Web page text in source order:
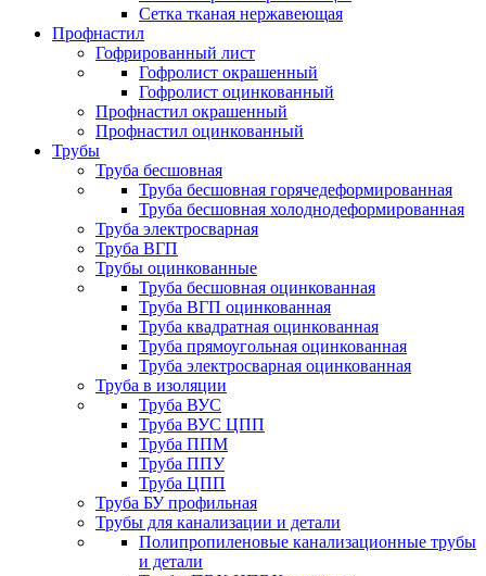
Сетка тканая нержавеющая
Профнастил
Гофрированный лист
Гофролист окрашенный
Гофролист оцинкованный
Профнастил окрашенный
Профнастил оцинкованный
Трубы
Труба бесшовная
Труба бесшовная горячедеформированная
Труба бесшовная холоднодеформированная
Труба электросварная
Труба ВГП
Трубы оцинкованные
Труба бесшовная оцинкованная
Труба ВГП оцинкованная
Труба квадратная оцинкованная
Труба прямоугольная оцинкованная
Труба электросварная оцинкованная
Труба в изоляции
Труба ВУС
Труба ВУС ЦПП
Труба ППМ
Труба ППУ
Труба ЦПП
Труба БУ профильная
Трубы для канализации и детали
Полипропиленовые канализационные трубы
и детали